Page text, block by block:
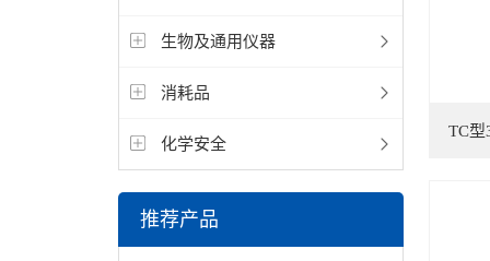
生物及通用仪器
消耗品
化学安全
推荐产品
TC